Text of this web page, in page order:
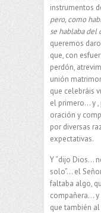
instrumentos
pero, como
se hablaba del
queremos
que, con
perdón,
unión
que celebráis
el primero… y ,
oración y
por diversas
expectativas.
Y “dijo Dios…
solo”… el
faltaba algo,
compañera… y
que también